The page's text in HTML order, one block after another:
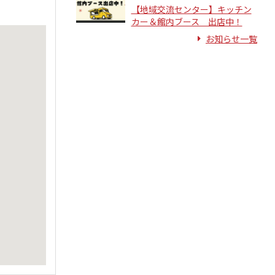
【地域交流センター】キッチン
カー＆館内ブース 出店中！
お知らせ一覧